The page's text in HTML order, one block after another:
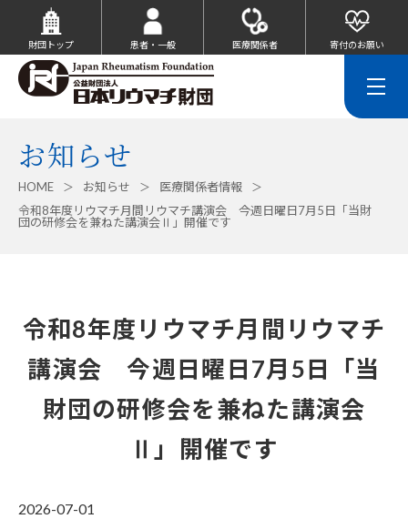
お知らせ
HOME お知らせ
医療関係者情報
令和8年度リウマチ月間リウマチ講演会 今週日曜日7月5日「当財
団の研修会を兼ねた講演会Ⅱ」開催です
令和8年度リウマチ月間リウマチ
講演会 今週日曜日7月5日「当
財団の研修会を兼ねた講演会
Ⅱ」開催です
2026-07-01
財団トップ 患者・一般 医療関係者 寄付のお願い